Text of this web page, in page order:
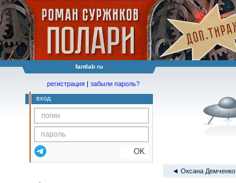
fantlab ru
регистрация | забыли пароль?
вход
OK
◄ Оксана Демченко